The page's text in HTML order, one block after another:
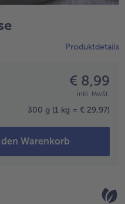
Produktdetails
€ 8,99
inkl. MwSt.
300 g (1 kg = € 29,97)
Warenkorb